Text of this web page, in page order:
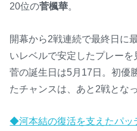
20位の菅楓華。
開幕から2戦連続で最終日に
いレベルで安定したプレー
菅の誕生日は5月17日。初優
たチャンスは、あと2戦となっ
◆河本結の復活を支えたパッ